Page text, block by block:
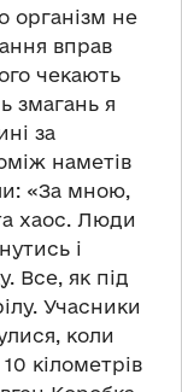
організм не
вправ
чекають
змагань я
за
наметів
«За мною,
хаос. Люди
і
Все, як під
Учасники
коли
кілометрів